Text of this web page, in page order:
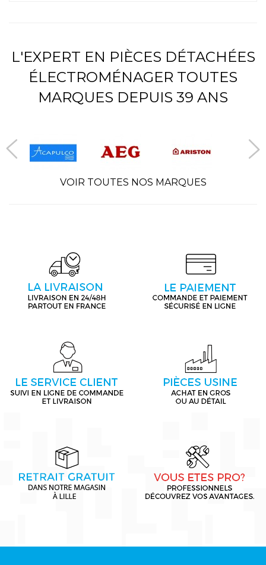
L'EXPERT EN PIÈCES DÉTACHÉES
ÉLECTROMÉNAGER TOUTES
MARQUES DEPUIS 39 ANS
VOIR TOUTES NOS MARQUES